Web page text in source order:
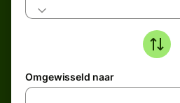
Omgewisseld naar